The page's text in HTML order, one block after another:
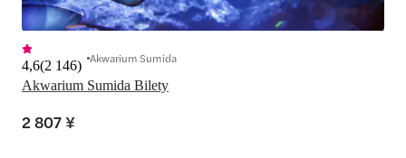
Akwarium Sumida Bilety
4,6(2 146) Akwarium Sumida
2 807 ¥